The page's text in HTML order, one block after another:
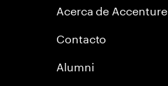
Acerca de Accenture
Contacto
Alumni